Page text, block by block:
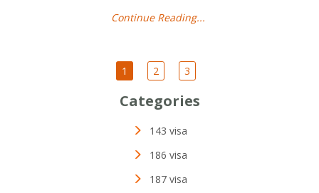
Continue Reading...
1 2 3
Categories
143 visa
186 visa
187 visa